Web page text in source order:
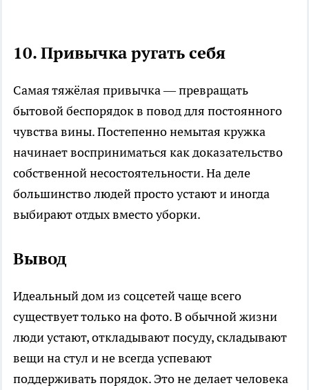
10. Привычка ругать себя
Самая тяжёлая привычка — превращать
бытовой беспорядок в повод для постоянного
чувства вины. Постепенно немытая кружка
начинает восприниматься как доказательство
собственной несостоятельности. На деле
большинство людей просто устают и иногда
выбирают отдых вместо уборки.
Вывод
Идеальный дом из соцсетей чаще всего
существует только на фото. В обычной жизни
люди устают, откладывают посуду, складывают
вещи на стул и не всегда успевают
поддерживать порядок. Это не делает человека